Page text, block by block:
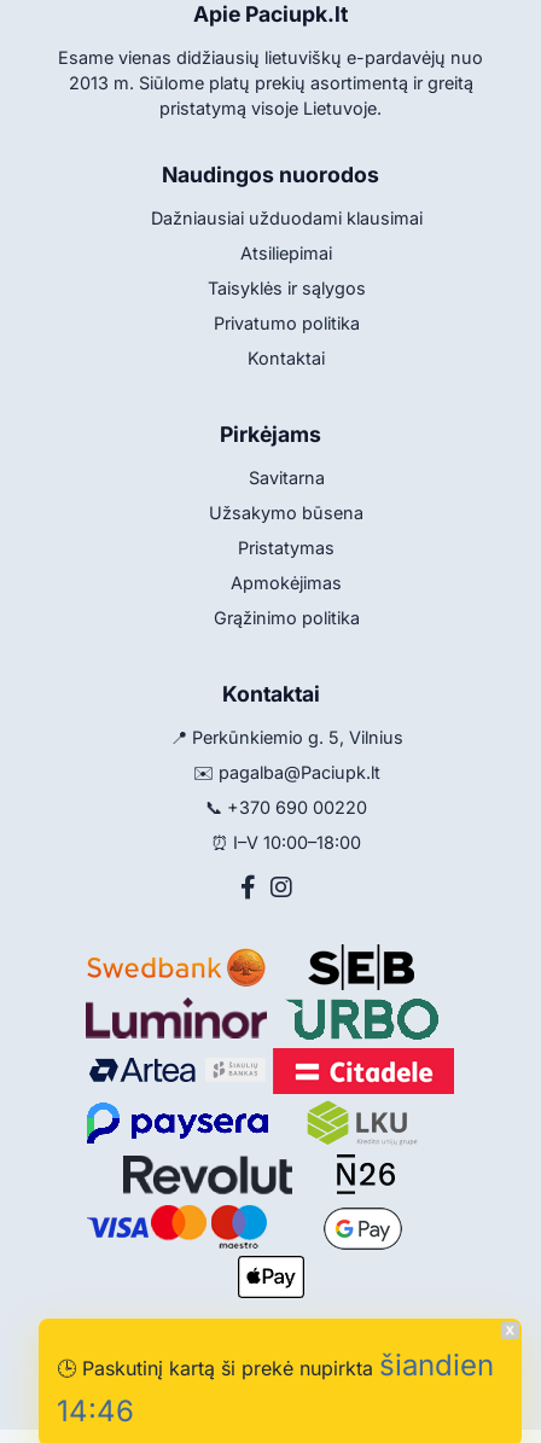
🕒 Paskutinį kartą ši prekė nupirkta šiandien
14:46
Apie Paciupk.lt
Esame vienas didžiausių lietuviškų e-pardavėjų nuo
2013 m. Siūlome platų prekių asortimentą ir greitą
pristatymą visoje Lietuvoje.
Naudingos nuorodos
Dažniausiai užduodami klausimai
Atsiliepimai
Taisyklės ir sąlygos
Privatumo politika
Kontaktai
Pirkėjams
Savitarna
Užsakymo būsena
Pristatymas
Apmokėjimas
Grąžinimo politika
Kontaktai
📍 Perkūnkiemio g. 5, Vilnius
✉️ pagalba@Paciupk.lt
📞 +370 690 00220
⏰ I–V 10:00–18:00
© 2013-2026 Paciupk.lt | Visos teisės saugomos. Be
sutikimo draudžiama kopijuoti ir platinti svetainės turinį.